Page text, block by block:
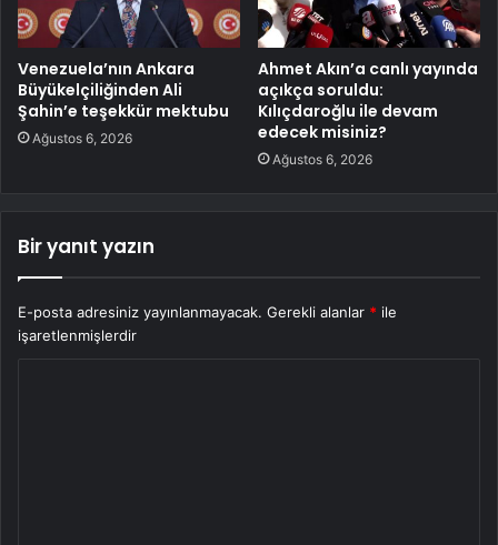
Venezuela’nın Ankara
Büyükelçiliğinden Ali
Şahin’e teşekkür mektubu
Ağustos 6, 2026
Ahmet Akın’a canlı yayında
açıkça soruldu:
Kılıçdaroğlu ile devam
edecek misiniz?
Ağustos 6, 2026
Bir yanıt yazın
E-posta adresiniz yayınlanmayacak. Gerekli alanlar * ile
işaretlenmişlerdir